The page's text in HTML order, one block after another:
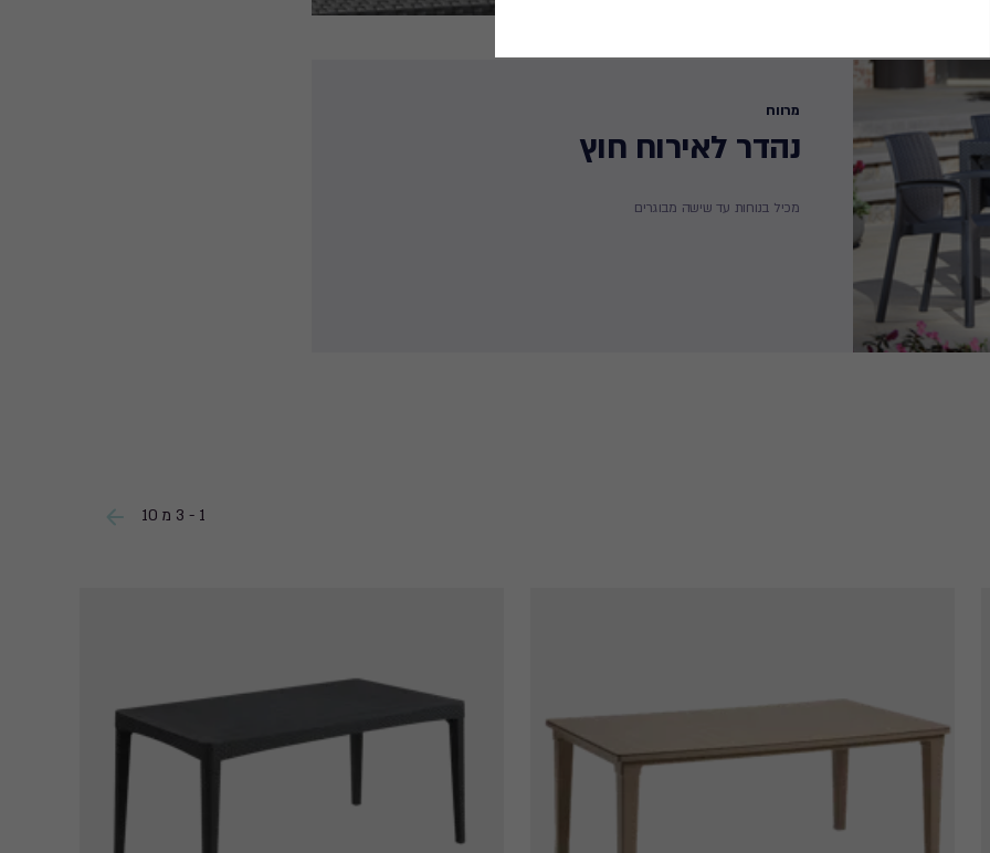
מרווח
נהדר לאירוח חוץ
מכיל בנוחות עד שישה מבוגרים
1 - 3 מ 10